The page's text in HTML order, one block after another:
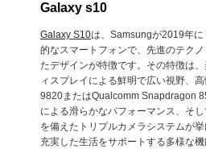
Galaxy s10
Galaxy S10は、Samsungが2019年
的なスマートフォンで、先進のテク
たデザインが特徴です。その特徴は
ィスプレイによる鮮明で広い視野、
9820またはQualcomm Snapdragon
による滑らかなパフォーマンス、そ
を備えたトリプルカメラシステムが
充実した生活をサポートする多様な